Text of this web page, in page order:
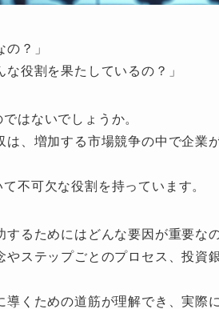
？」
な役割を果たしているの？」
はないでしょうか。
は、増加する市場競争の中で企業
不可欠な役割を持っています。
るためにはどんな要因が重要な
やステップごとのプロセス、投資
くための道筋が理解でき、実際